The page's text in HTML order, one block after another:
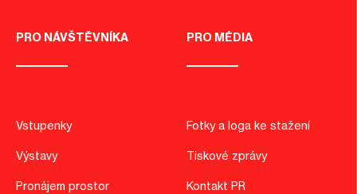
PRO NÁVŠTĚVNÍKA
Vstupenky
Výstavy
Pronájem prostor
PRO MÉDIA
Fotky a loga ke stažení
Tiskové zprávy
Kontakt PR